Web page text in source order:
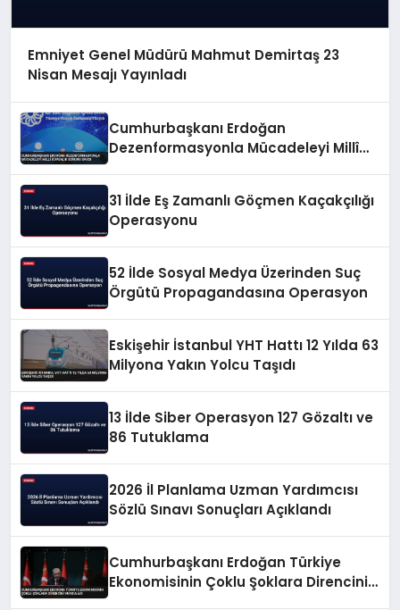
Emniyet Genel Müdürü Mahmut Demirtaş 23
Nisan Mesajı Yayınladı
Cumhurbaşkanı Erdoğan
Dezenformasyonla Mücadeleyi Millî
31 İlde Eş Zamanlı Göçmen Kaçakçılığı
Operasyonu
52 İlde Sosyal Medya Üzerinden Suç
Örgütü Propagandasına Operasyon
Eskişehir İstanbul YHT Hattı 12 Yılda 63
Milyona Yakın Yolcu Taşıdı
13 İlde Siber Operasyon 127 Gözaltı ve
86 Tutuklama
2026 İl Planlama Uzman Yardımcısı
Sözlü Sınavı Sonuçları Açıklandı
Cumhurbaşkanı Erdoğan Türkiye
Ekonomisinin Çoklu Şoklara Direncini